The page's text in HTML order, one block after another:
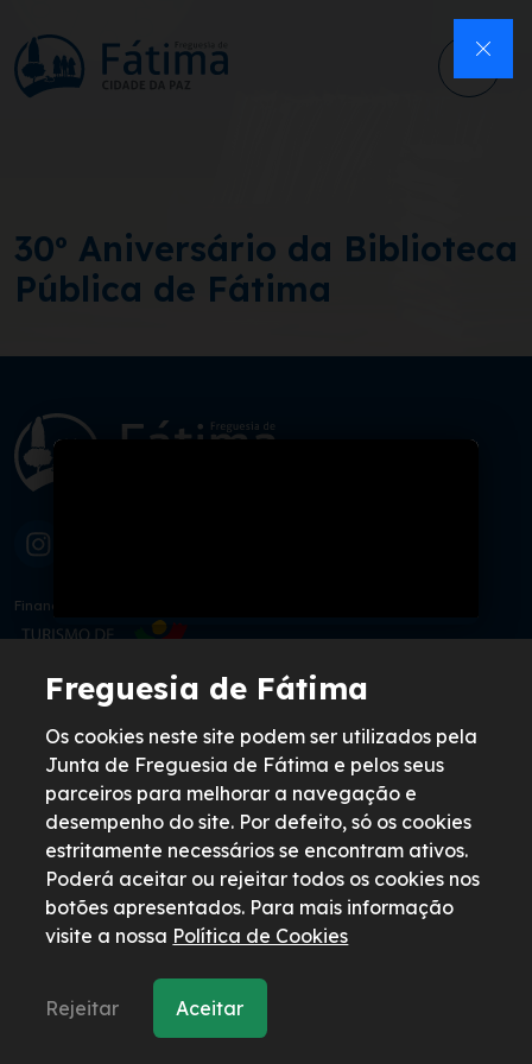
30º Aniversário da Biblioteca
Pública de Fátima
Financiado por:
Freguesia de Fátima
Avenida Irmã Lúcia de Jesus N. 181,
2495-557 Fátima
+351 249 531 612
Chamada para a rede fixa nacional
geral@freguesiadefatima.pt
Mercado de Fátima
Biblioteca de Fátima
Freguesia de Fátima
Os cookies neste site podem ser utilizados pela
Junta de Freguesia de Fátima e pelos seus
parceiros para melhorar a navegação e
desempenho do site. Por defeito, só os cookies
estritamente necessários se encontram ativos.
Poderá aceitar ou rejeitar todos os cookies nos
botões apresentados. Para mais informação
visite a nossa Política de Cookies
Rejeitar Aceitar